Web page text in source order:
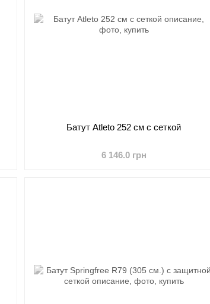
Батут Atleto 252 см с сеткой
6 146.0 грн